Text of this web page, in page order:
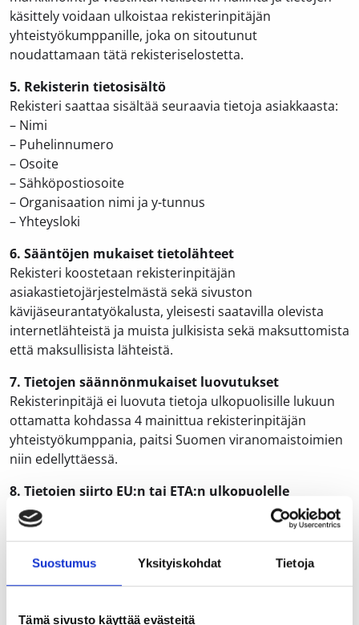
Suostumus Yksityiskohdat Tietoja
Tämä sivusto käyttää evästeitä
käsittely voidaan ulkoistaa rekisterinpitäjän
yhteistyökumppanille, joka on sitoutunut
noudattamaan tätä rekisteriselostetta.
5. Rekisterin tietosisältö
Rekisteri saattaa sisältää seuraavia tietoja asiakkaasta:
– Nimi
– Puhelinnumero
– Osoite
– Sähköpostiosoite
– Organisaation nimi ja y-tunnus
– Yhteysloki
6. Sääntöjen mukaiset tietolähteet
Rekisteri koostetaan rekisterinpitäjän
asiakastietojärjestelmästä sekä sivuston
kävijäseurantatyökalusta, yleisesti saatavilla olevista
internetlähteistä ja muista julkisista sekä maksuttomista
että maksullisista lähteistä.
7. Tietojen säännönmukaiset luovutukset
Rekisterinpitäjä ei luovuta tietoja ulkopuolisille lukuun
ottamatta kohdassa 4 mainittua rekisterinpitäjän
yhteistyökumppania, paitsi Suomen viranomaistoimien
niin edellyttäessä.
8. Tietojen siirto EU:n tai ETA:n ulkopuolelle
Henkilötietoja ei pääsääntöisesti siirretä Euroopan
unionin tai Euroopan talousalueen ulkopuolelle.
9. Rekisterin suojauksen periaatteet
Henkilötiedot säilytetään luottamuksellisina.
tietotekniikkakumppaneiden tietoverkko ja laitteisto,